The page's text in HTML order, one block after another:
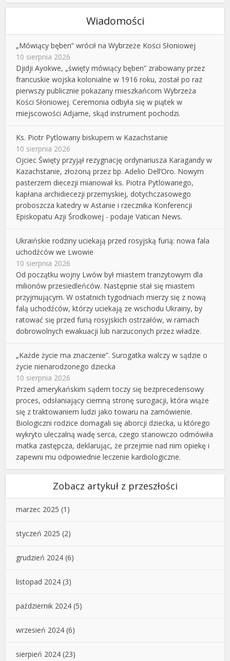
Wiadomości
„Mówiący bęben” wrócił na Wybrzeże Kości Słoniowej
10 sierpnia 2026
Djidji Ayokwe, „święty mówiący bęben” zrabowany przez
francuskie wojska kolonialne w 1916 roku, został po raz
pierwszy publicznie pokazany mieszkańcom Wybrzeża
Kości Słoniowej. Ceremonia odbyła się w piątek w
miejscowości Adjame, skąd instrument pochodzi.
Ks. Piotr Pytlowany biskupem w Kazachstanie
10 sierpnia 2026
Ojciec Święty przyjął rezygnację ordynariusza Karagandy w
Kazachstanie, złożoną przez bp. Adelio Dell’Oro. Nowym
pasterzem diecezji mianował ks. Piotra Pytlowanego,
kapłana archidiecezji przemyskiej, dotychczasowego
proboszcza katedry w Astanie i rzecznika Konferencji
Episkopatu Azji Środkowej - podaje Vatican News.
Ukraińskie rodziny uciekają przed rosyjską furią: nowa fala
uchodźców we Lwowie
10 sierpnia 2026
Od początku wojny Lwów był miastem tranzytowym dla
milionów przesiedleńców. Następnie stał się miastem
przyjmującym. W ostatnich tygodniach mierzy się z nową
falą uchodźców, którzy uciekają ze wschodu Ukrainy, by
ratować się przed furią rosyjskich ostrzałów, w ramach
dobrowolnych ewakuacji lub narzuconych przez władze.
„Każde życie ma znaczenie”. Surogatka walczy w sądzie o
życie nienarodzonego dziecka
10 sierpnia 2026
Przed amerykańskim sądem toczy się bezprecedensowy
proces, odsłaniający ciemną stronę surogacji, która wiąże
się z traktowaniem ludzi jako towaru na zamówienie.
Biologiczni rodzice domagali się aborcji dziecka, u którego
wykryto uleczalną wadę serca, czego stanowczo odmówiła
matka zastępcza, deklarując, że przejmie nad nim opiekę i
zapewni mu odpowiednie leczenie kardiologiczne.
Zobacz artykuł z przeszłości
marzec 2025 (1)
styczeń 2025 (2)
grudzień 2024 (6)
listopad 2024 (3)
październik 2024 (5)
wrzesień 2024 (6)
sierpień 2024 (23)